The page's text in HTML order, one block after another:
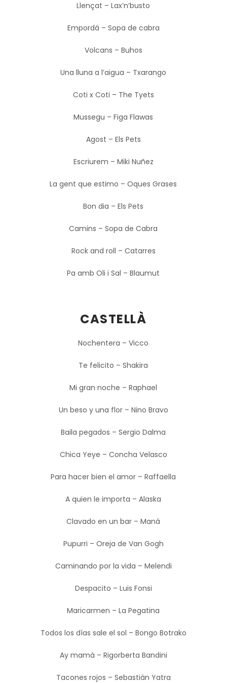
Llençat – Lax’n’busto
Empordá – Sopa de cabra
Volcans – Buhos
Una lluna a l’aigua – Txarango
Coti x Coti – The Tyets
Mussegu – Figa Flawas
Agost – Els Pets
Escriurem – Miki Nuñez
La gent que estimo – Oques Grases
Bon dia – Els Pets
Camins – Sopa de Cabra
Rock and roll – Catarres
Pa amb Oli i Sal – Blaumut
CASTELLÀ
Nochentera – Vicco
Te felicito – Shakira
Mi gran noche – Raphael
Un beso y una flor – Nino Bravo
Baila pegados – Sergio Dalma
Chica Yeye – Concha Velasco
Para hacer bien el amor – Raffaella
A quien le importa – Alaska
Clavado en un bar – Maná
Pupurri – Oreja de Van Gogh
Caminando por la vida – Melendi
Despacito – Luis Fonsi
Maricarmen – La Pegatina
Todos los días sale el sol – Bongo Botrako
Ay mamá – Rigorberta Bandini
Tacones rojos – Sebastián Yatra